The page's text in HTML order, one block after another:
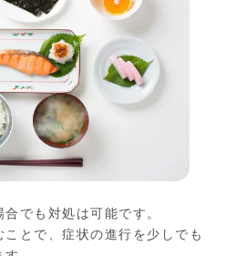
合でも対処は可能です。
とで、症状の進行を少しでも